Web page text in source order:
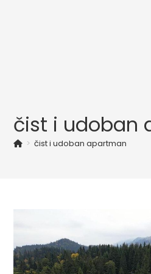
čist i udoban
> čist i udoban apartman